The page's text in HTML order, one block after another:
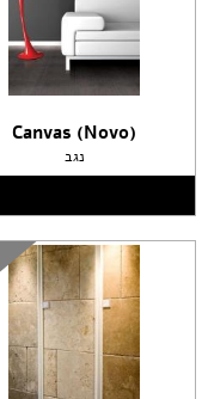
(Canvas (Novo
נגב